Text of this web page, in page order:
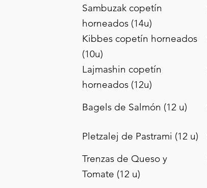
Sambuzak copetín
horneados (14u)
Kibbes copetín horneados
(10u)
Lajmashin copetín
horneados (12u)
Bagels de Salmón (12 u)
Pletzalej de Pastrami (12 u)
Trenzas de Queso y
Tomate (12 u)